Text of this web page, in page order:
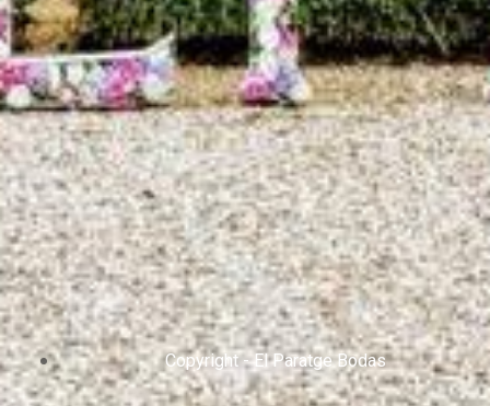
Copyright - El Paratge Bodas